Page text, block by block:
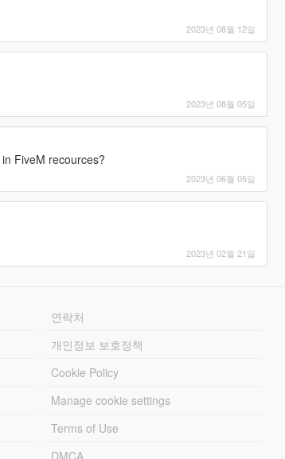
2023년 08월 12일
2023년 08월 05일
FiveM recources?
2023년 06월 05일
2023년 02월 21일
연락처
개인정보 보호정책
Cookie Policy
Manage cookie settings
Terms of Use
DMCA